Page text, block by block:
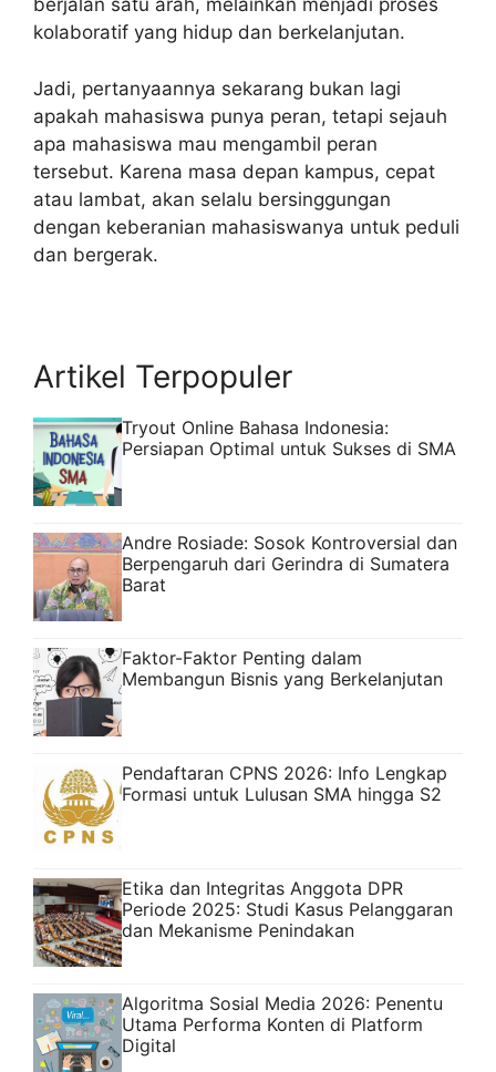
berjalan satu arah, melainkan menjadi proses
kolaboratif yang hidup dan berkelanjutan.
Jadi, pertanyaannya sekarang bukan lagi
apakah mahasiswa punya peran, tetapi sejauh
apa mahasiswa mau mengambil peran
tersebut. Karena masa depan kampus, cepat
atau lambat, akan selalu bersinggungan
dengan keberanian mahasiswanya untuk peduli
dan bergerak.
Artikel Terpopuler
Tryout Online Bahasa Indonesia:
Persiapan Optimal untuk Sukses di SMA
Andre Rosiade: Sosok Kontroversial dan
Berpengaruh dari Gerindra di Sumatera
Barat
Faktor-Faktor Penting dalam
Membangun Bisnis yang Berkelanjutan
Pendaftaran CPNS 2026: Info Lengkap
Formasi untuk Lulusan SMA hingga S2
Etika dan Integritas Anggota DPR
Periode 2025: Studi Kasus Pelanggaran
dan Mekanisme Penindakan
Algoritma Sosial Media 2026: Penentu
Utama Performa Konten di Platform
Digital